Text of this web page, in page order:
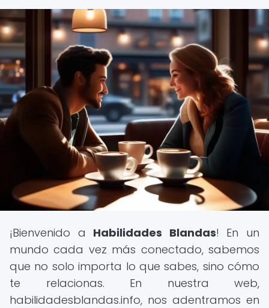
¡Bienvenido a Habilidades Blandas! En un
mundo cada vez más conectado, sabemos
que no solo importa lo que sabes, sino cómo
te relacionas. En nuestra web,
habilidadesblandas.info, nos adentramos en